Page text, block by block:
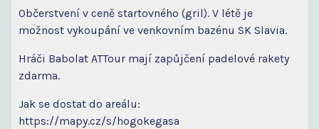
Občerstvení v ceně startovného (gril). V létě je
možnost vykoupání ve venkovním bazénu SK Slavia.
Hráči Babolat ATTour mají zapůjčení padelové rakety
zdarma.
Jak se dostat do areálu:
https://mapy.cz/s/hogokegasa